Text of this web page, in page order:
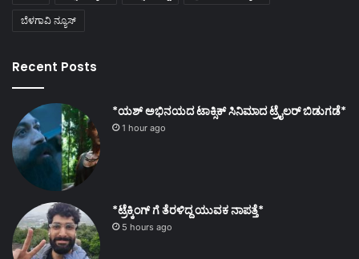
ಬೆಳಗಾವಿ ನ್ಯೂಸ್
Recent Posts
*ಯಶ್ ಅಭಿನಯದ ಟಾಕ್ಸಿಕ್ ಸಿನಿಮಾದ ಟ್ರೈಲರ್ ಬಿಡುಗಡೆ*
1 hour ago
*ಟ್ರೆಕ್ಕಿಂಗ್ ಗೆ ತೆರಳಿದ್ದ ಯುವಕ ನಾಪತ್ತೆ*
5 hours ago